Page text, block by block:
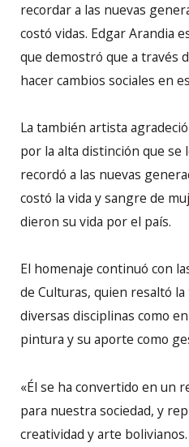
recordar a las nuevas
costó vidas. Edgar Arandia
que demostró que a través
hacer cambios sociales en
La también artista
por la alta distinción que se
recordó a las nuevas
costó la vida y sangre de
dieron su vida por el país.
El homenaje continuó con
de Culturas, quien resaltó
diversas disciplinas como
pintura y su aporte como
«Él se ha convertido en un
para nuestra sociedad, y
creatividad y arte